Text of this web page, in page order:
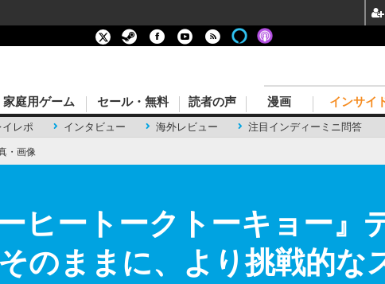
イレポ インタビュー 海外レビュー 注目インディーミニ問答
家庭用ゲーム セール・無料 読者の声 漫画 インサイ
・画像
ヒートークトーキョー』
のままに、より挑戦的な